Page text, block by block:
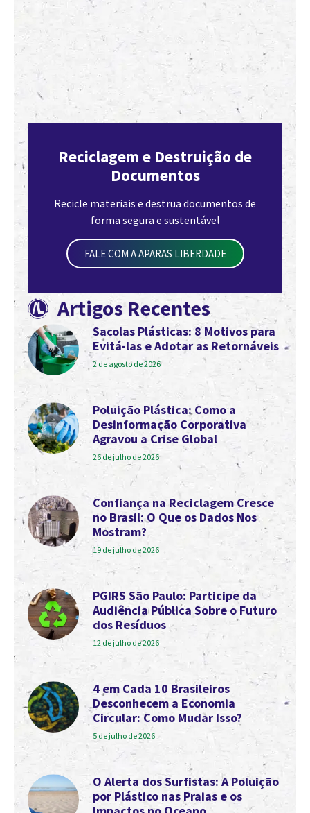
Reciclagem e Destruição de
Documentos
Recicle materiais e destrua documentos de
forma segura e sustentável
FALE COM A APARAS LIBERDADE
Artigos Recentes
Sacolas Plásticas: 8 Motivos para
Evitá-las e Adotar as Retornáveis
2 de agosto de 2026
Poluição Plástica: Como a
Desinformação Corporativa
Agravou a Crise Global
26 de julho de 2026
Confiança na Reciclagem Cresce
no Brasil: O Que os Dados Nos
Mostram?
19 de julho de 2026
PGIRS São Paulo: Participe da
Audiência Pública Sobre o Futuro
dos Resíduos
12 de julho de 2026
4 em Cada 10 Brasileiros
Desconhecem a Economia
Circular: Como Mudar Isso?
5 de julho de 2026
O Alerta dos Surfistas: A Poluição
por Plástico nas Praias e os